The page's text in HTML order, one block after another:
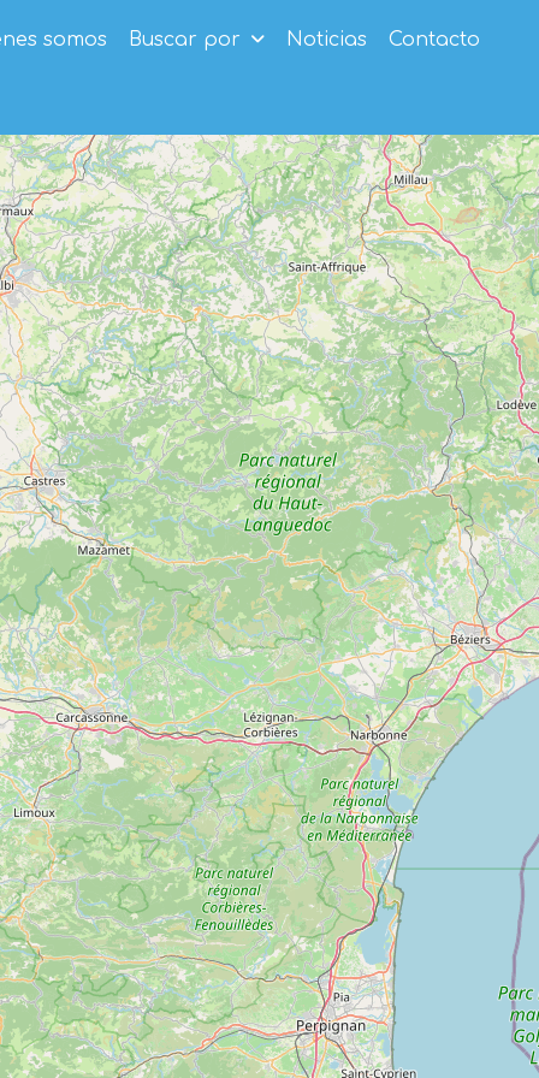
somos Buscar por Noticias Contacto